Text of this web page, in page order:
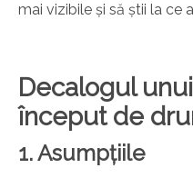
mai vizibile și să știi la ce
Decalogul
început de
1. Asumpțiile